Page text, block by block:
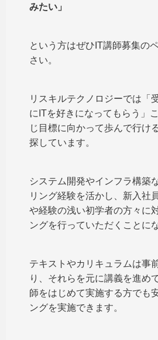
みたい」
という方はぜひIT講師募集の
さい。
リスキルテクノロジーでは「
にITを好きになってもらう」
じ目標に向かって歩んで行け
探しています。
システム開発やインフラ構築
リング経験を活かし、新入社
や経験の浅い初学者の方々に
ングを行っていただくことに
テキストやカリキュラムは事
り、それらを元に講義を進め
師をはじめて実施する方でも
ングを実施できます。